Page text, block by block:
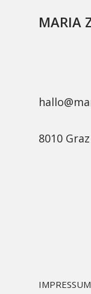
MARIA
8010 Graz
IMPRESSUM